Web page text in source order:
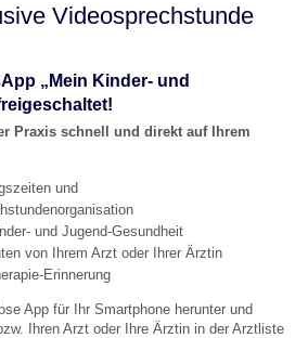
Videosprechstunde
„Mein Kinder- und
Praxis schnell und direkt auf Ihrem
und
und Jugend-Gesundheit
von Ihrem Arzt oder Ihrer Ärztin
Erinnerung
App für Ihr Smartphone herunter und
Ihren Arzt oder Ihre Ärztin in der Arztliste